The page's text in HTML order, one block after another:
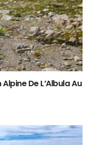
De L’Albula Au